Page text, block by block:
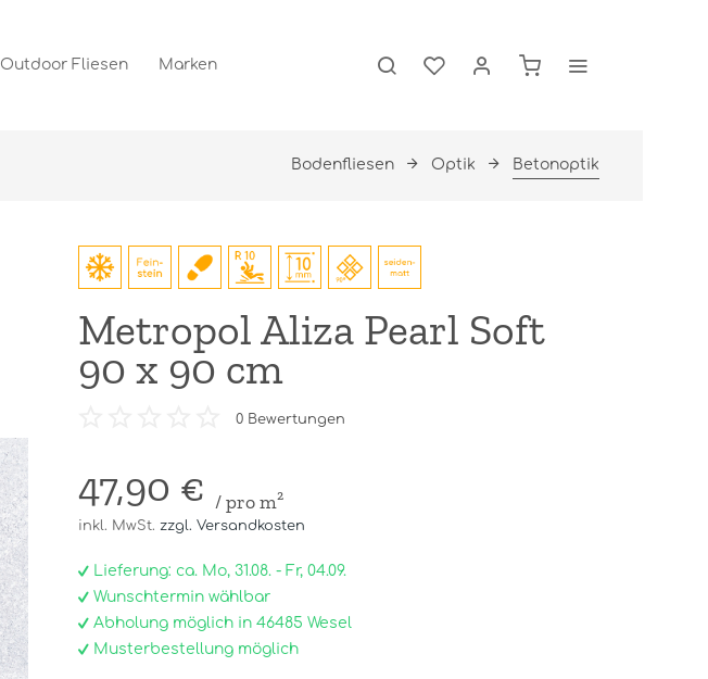
Outdoor Fliesen Marken
Bodenfliesen Optik Betonoptik
Metropol Aliza Pearl Soft
90 x 90 cm
0Bewertungen
47,90 € / pro m²
inkl. MwSt. zzgl. Versandkosten
Lieferung: ca. Mo, 31.08. - Fr, 04.09.
Wunschtermin wählbar
Abholung möglich in 46485 Wesel
Musterbestellung möglich